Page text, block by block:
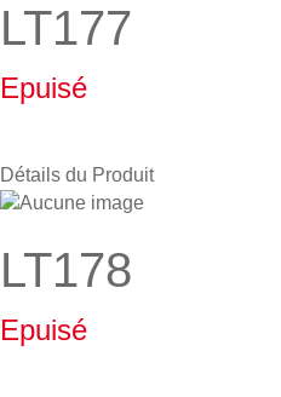
LT177
Epuisé
Détails du Produit
LT178
Epuisé